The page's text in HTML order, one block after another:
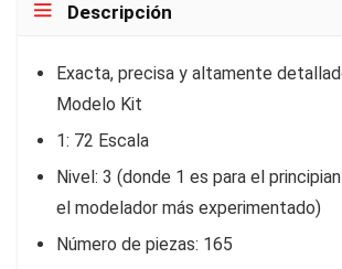
Descripción
Exacta, precisa y altamente
Modelo Kit
1: 72 Escala
Nivel: 3 (donde 1 es para el
el modelador más experimentado)
Número de piezas: 165